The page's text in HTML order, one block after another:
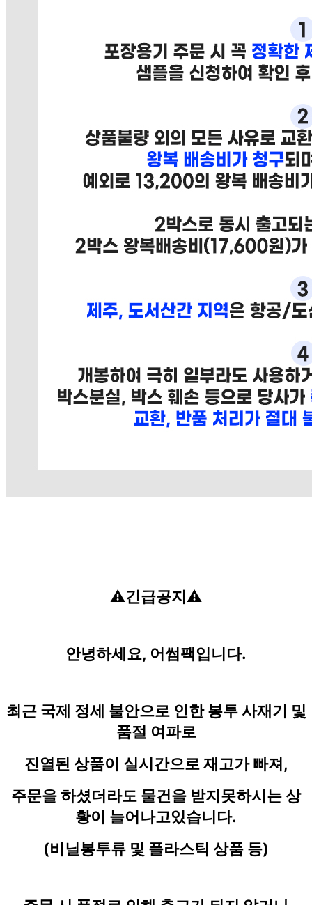
⚠️긴급공지⚠️
안녕하세요, 어썸팩입니다.
최근 국제 정세 불안으로 인한 봉투 사재기 및
품절 여파로
진열된 상품이 실시간으로 재고가 빠져,
주문을 하셨더라도 물건을 받지못하시는 상
황이 늘어나고있습니다.
(비닐봉투류 및 플라스틱 상품 등)